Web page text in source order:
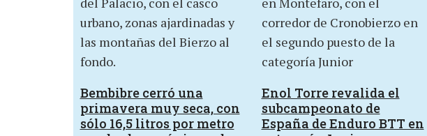
Bembibre cerró una
primavera muy seca, con
sólo 16,5 litros por metro
Enol Torre revalida el
subcampeonato de
España de Enduro BTT en